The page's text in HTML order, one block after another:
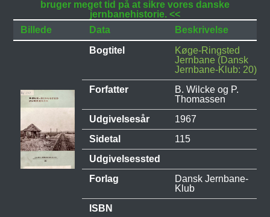
bruger meget tid på at sikre vores danske
jernbanehistorie. <<
Billede
Data
Beskrivelse
Bogtitel
Køge-Ringsted
Jernbane (Dansk
Jernbane-Klub: 20)
Forfatter
B. Wilcke og P.
Thomassen
Udgivelsesår
1967
Sidetal
115
Udgivelsessted
Forlag
Dansk Jernbane-
Klub
ISBN